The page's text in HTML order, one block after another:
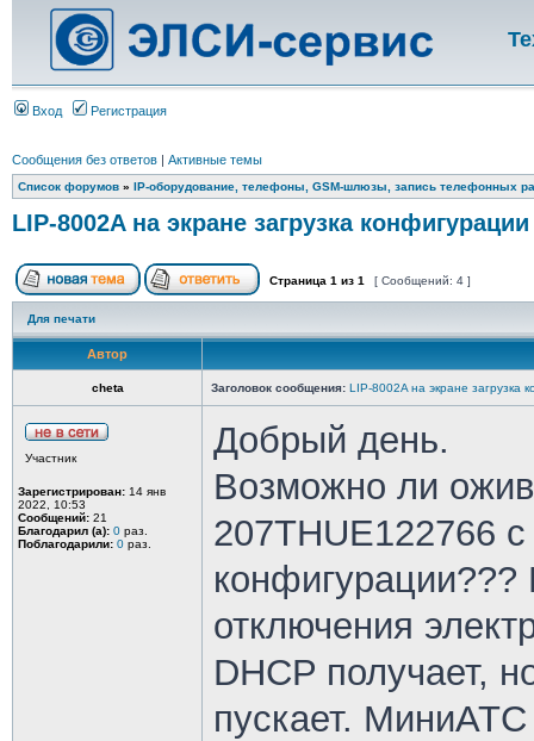
Вход Регистрация
Сообщения без ответов | Активные темы
Список форумов » IP-оборудование, телефоны, GSM-шлюзы, запись телефонных
LIP-8002A на экране загрузка конфигурации
Страница 1 из 1 [ Сообщений: 4 ]
Для печати
Автор
cheta Заголовок сообщения: LIP-8002A на экране загрузка
Участник
Зарегистрирован: 14 янв
2022, 10:53
Сообщений: 21
Благодарил (а): 0 раз.
Поблагодарили: 0 раз.
Добрый день.
Возможно ли
207THUE122766 с
конфигурации???
отключения
DHCP получает,
пускает.